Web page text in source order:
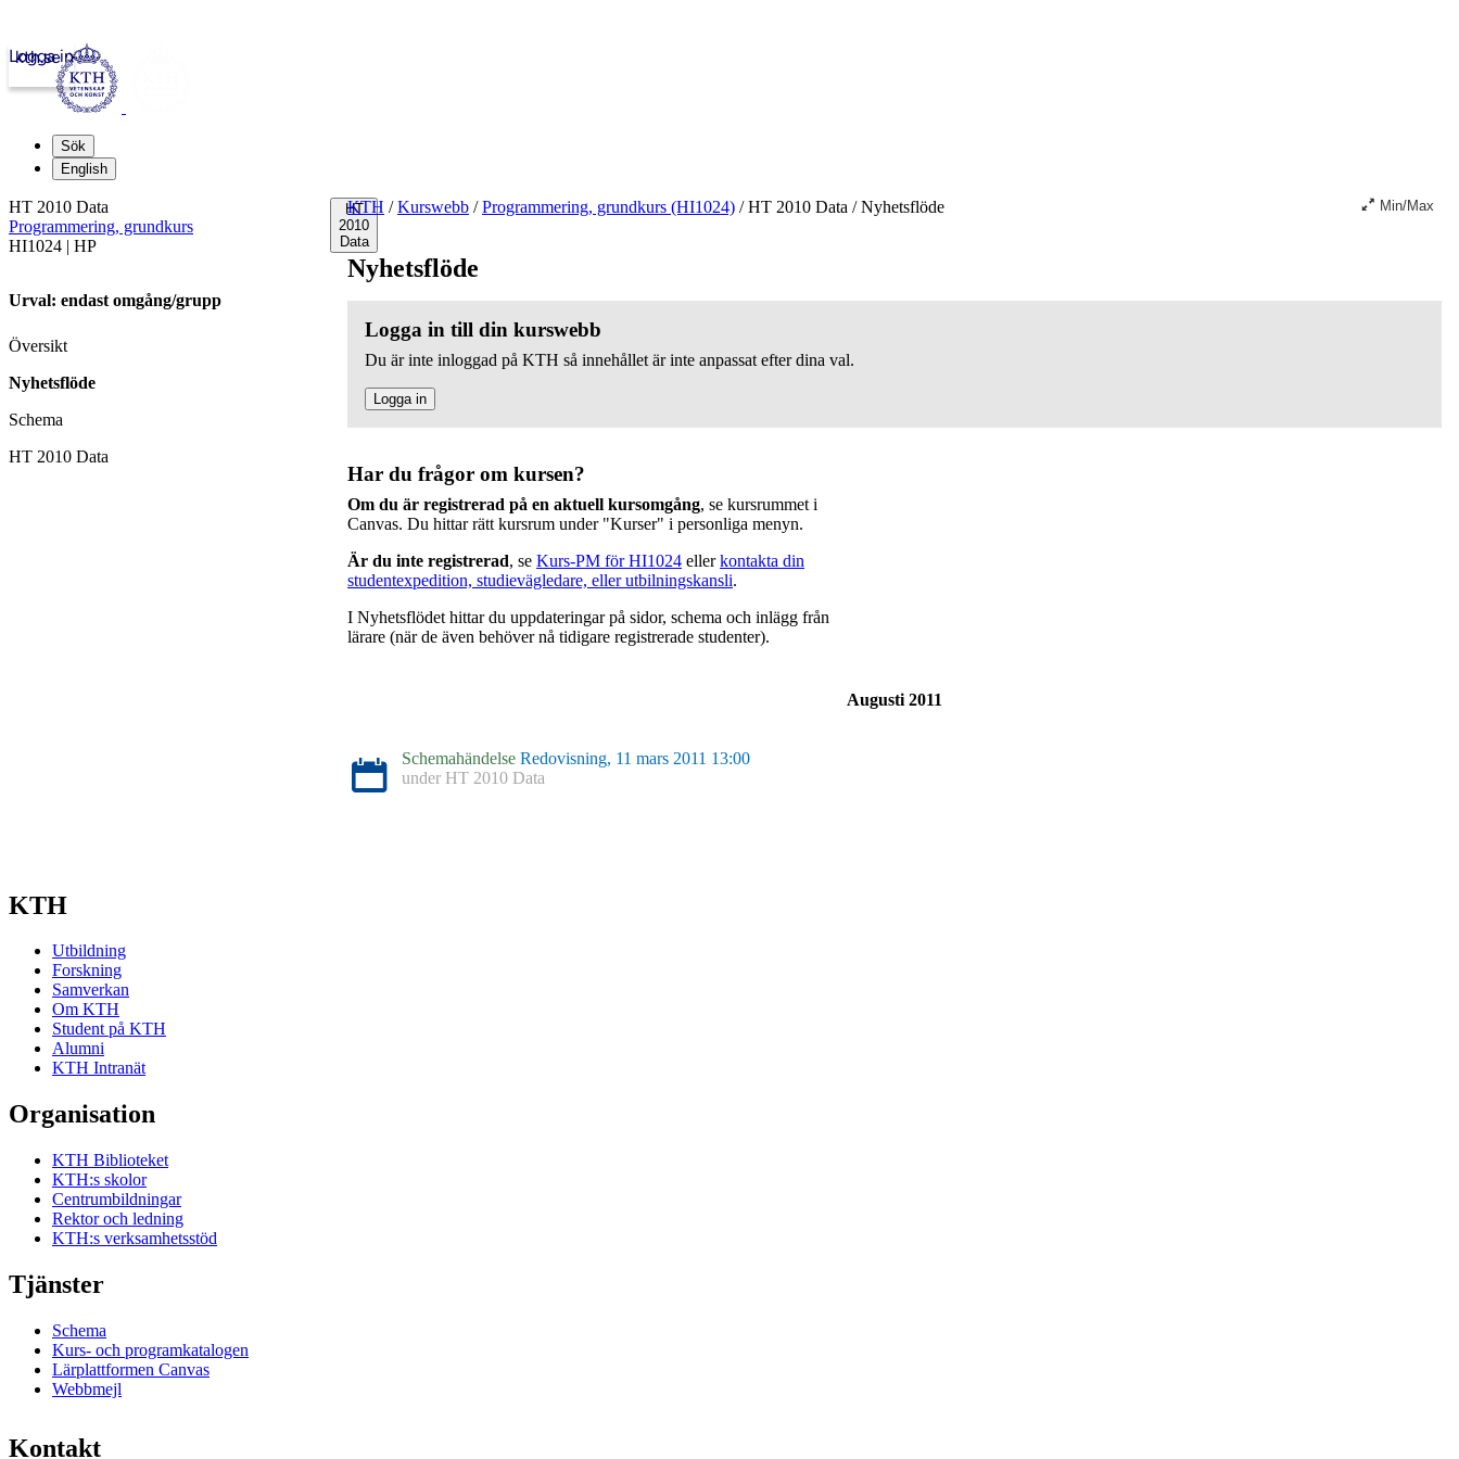
kth.se
Logga in
Sök
English
HT
2010
Data
KTH / Kurswebb / Programmering, grundkurs (HI1024) /HT 2010 Data /Nyhetsflöde Min/Max
Nyhetsflöde
Logga in till din kurswebb
Du är inte inloggad på KTH så innehållet är inte anpassat efter dina val.
Logga in
Har du frågor om kursen?
Om du är registrerad på en aktuell kursomgång, se kursrummet i
Canvas. Du hittar rätt kursrum under "Kurser" i personliga menyn.
Är du inte registrerad, se Kurs-PM för HI1024 ellerkontakta din
studentexpedition, studievägledare, eller utbilningskansli.
I Nyhetsflödet hittar du uppdateringar på sidor, schema och inlägg från
lärare (när de även behöver nå tidigare registrerade studenter).
Augusti 2011
Schemahändelse Redovisning, 11 mars 2011 13:00
under HT 2010 Data
HT 2010 Data
Programmering, grundkurs
HI1024 | HP
Urval: endast omgång/grupp
Översikt
Nyhetsflöde
Schema
HT 2010 Data
KTH
Utbildning
Forskning
Samverkan
Om KTH
Student på KTH
Alumni
KTH Intranät
Organisation
KTH Biblioteket
KTH:s skolor
Centrumbildningar
Rektor och ledning
KTH:s verksamhetsstöd
Tjänster
Schema
Kurs- och programkatalogen
Lärplattformen Canvas
Webbmejl
Kontakt